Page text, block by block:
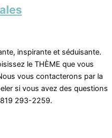
inspirante et séduisante.
le THÈME que vous
vous contacterons par la
si vous avez des questions
293-2259.